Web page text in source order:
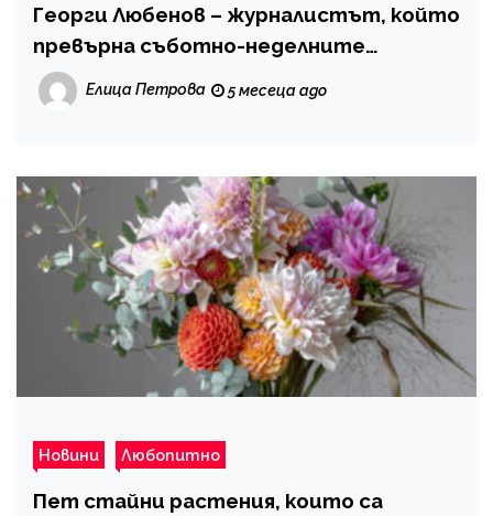
Георги Любенов – журналистът, който
превърна съботно-неделните
сутрини в пространство за смислен
разговор
Елица Петрова 5 месеца ago
Новини Любопитно
Пет стайни растения, които са